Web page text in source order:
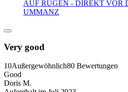
AUF RÜGEN - DIREKT VOR
UMMANZ
Very good
10Außergewöhnlich80 Bewertungen
Good
Doris M.